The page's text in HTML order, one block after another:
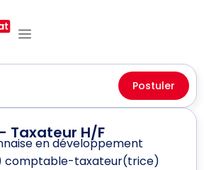
Postuler
Taxateur H/F
en développement
comptable-taxateur(trice)